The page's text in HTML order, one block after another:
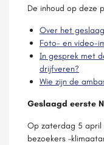
De inhoud op deze
Over het
Foto- en video-
In gesprek met
drijfveren?
Wie zijn de
Geslaagd eerste
Op zaterdag 5 april
bezoekers